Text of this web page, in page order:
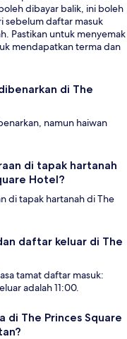
dibayar balik, ini boleh
sebelum daftar masuk
Pastikan untuk menyemak
mendapatkan terma dan
di The
namun haiwan
di tapak hartanah
Hotel?
di tapak hartanah di The
daftar keluar di The
tamat daftar masuk:
adalah 11:00.
The Princes Square